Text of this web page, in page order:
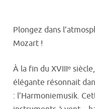
Plongez dans
Mozart !
À la fin du XVIIIᵉ
élégante résonnait
: l’Harmoniemusik.